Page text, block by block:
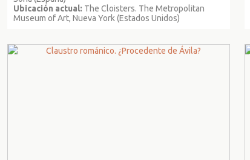
Ubicación actual: The Cloisters. The Metropolitan
Museum of Art, Nueva York (Estados Unidos)